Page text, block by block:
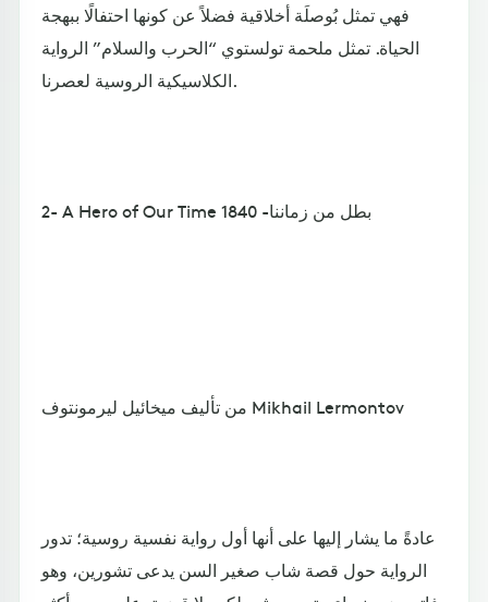
فهي تمثل بُوصلَة أخلاقية فضلاً عن كونها احتفالًا ببهجة
الحياة. تمثل ملحمة تولستوي “الحرب والسلام” الرواية
الكلاسيكية الروسية لعصرنا.
2- A Hero of Our Time بطل من زماننا- 1840
من تأليف ميخائيل ليرمونتوف Mikhail Lermontov
عادةً ما يشار إليها على أنها أول رواية نفسية روسية؛ تدور
الرواية حول قصة شاب صغير السن يدعى تشورين، وهو